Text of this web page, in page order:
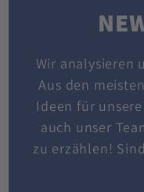
Wir analysieren
Aus den
Ideen für
auch unser
zu erzählen!